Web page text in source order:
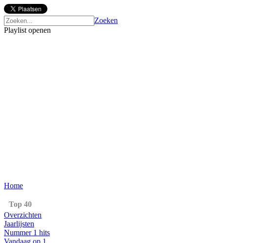
Zoeken
Playlist openen
Home
Top 40
Overzichten
Jaarlijsten
Nummer 1 hits
Vandaag op 1